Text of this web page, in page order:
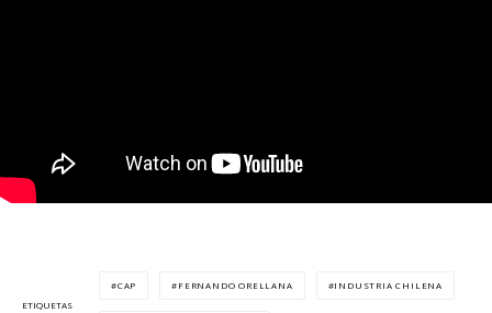
ETIQUETAS
CAP FERNANDO ORELLANA INDUSTRIA CHILENA